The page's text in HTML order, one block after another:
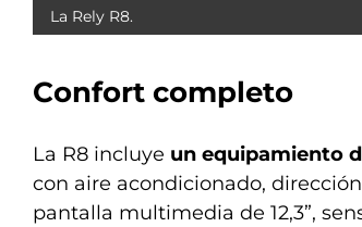
La Rely R8.
Confort completo
La R8 incluye un equipamiento
con aire acondicionado,
pantalla multimedia de 12,3”,